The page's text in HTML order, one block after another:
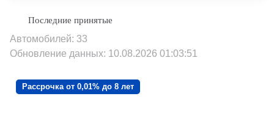
Автомобилей: 33
Обновление данных: 10.08.2026 01:03:51
Рассрочка от 0,01% до 8 лет